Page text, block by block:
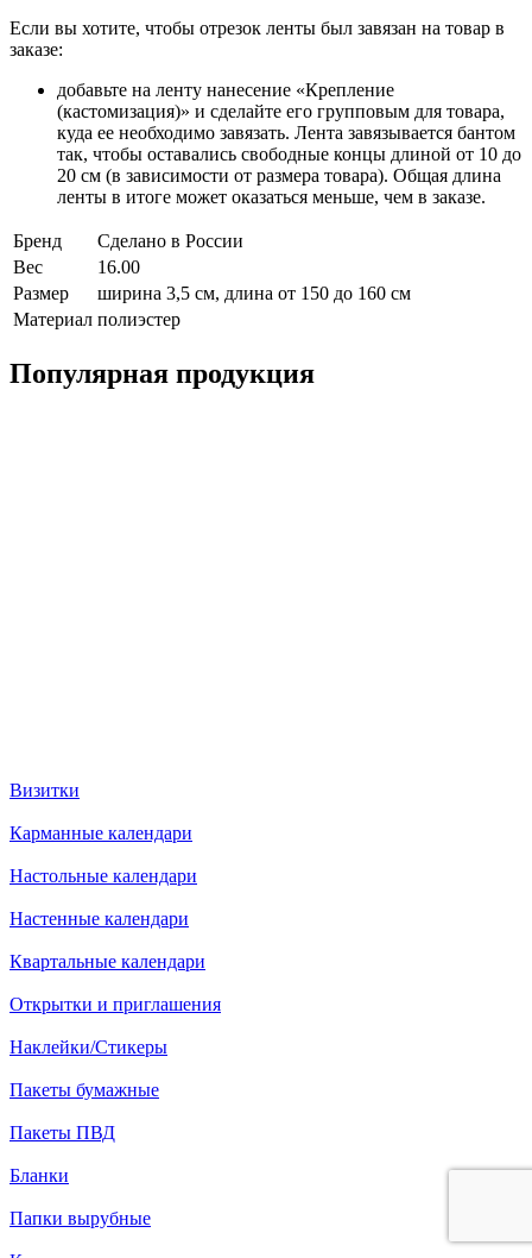
Если вы хотите, чтобы отрезок ленты был завязан на товар в
заказе:
добавьте на ленту нанесение «Крепление
(кастомизация)» и сделайте его групповым для товара,
куда ее необходимо завязать. Лента завязывается бантом
так, чтобы оставались свободные концы длиной от 10 до
20 см (в зависимости от размера товара). Общая длина
ленты в итоге может оказаться меньше, чем в заказе.
Бренд
Сделано в России
Вес
16.00
Размер
ширина 3,5 см, длина от 150 до 160 см
Материал полиэстер
Популярная продукция
Визитки
Карманные календари
Настольные календари
Настенные календари
Квартальные календари
Открытки и приглашения
Наклейки/Стикеры
Пакеты бумажные
Пакеты ПВД
Бланки
Папки вырубные